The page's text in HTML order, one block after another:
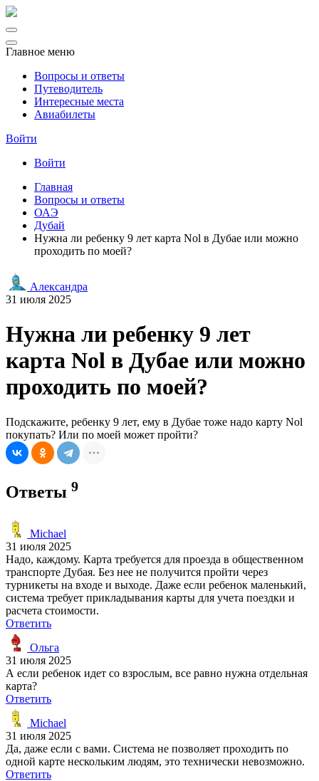
Главное меню
Вопросы и ответы
Путеводитель
Интересные места
Авиабилеты
Войти
Войти
Главная
Вопросы и ответы
ОАЭ
Дубай
Нужна ли ребенку 9 лет карта Nol в Дубае или можно
проходить по моей?
Александра
31 июля 2025
Нужна ли ребенку 9 лет
карта Nol в Дубае или можно
проходить по моей?
Подскажите, ребенку 9 лет, ему в Дубае тоже надо карту Nol
покупать? Или по моей может пройти?
Ответы 9
Michael
31 июля 2025
Надо, каждому. Карта требуется для проезда в общественном
транспорте Дубая. Без нее не получится пройти через
турникеты на входе и выходе. Даже если ребенок маленький,
система требует прикладывания карты для учета поездки и
расчета стоимости.
Ответить
Ольга
31 июля 2025
А если ребенок идет со взрослым, все равно нужна отдельная
карта?
Ответить
Michael
31 июля 2025
Да, даже если с вами. Система не позволяет проходить по
одной карте нескольким людям, это технически невозможно.
Ответить